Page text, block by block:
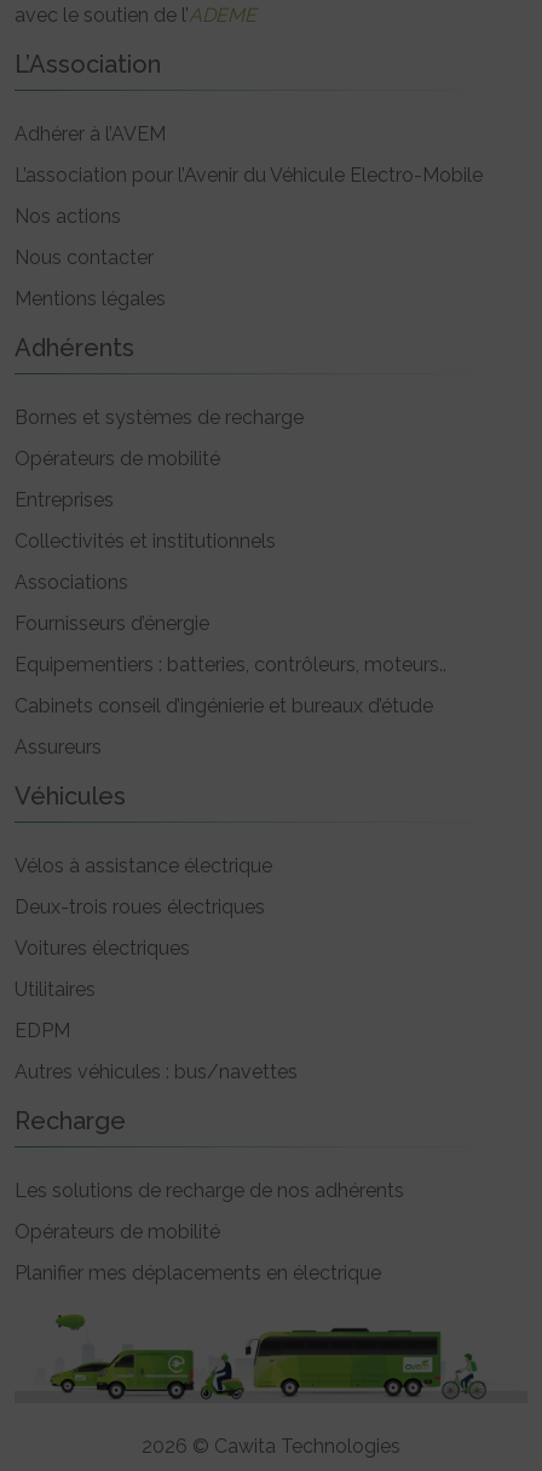
avec le soutien de l’ADEME
L’Association
Adhérer à l’AVEM
L’association pour l’Avenir du Véhicule Electro-Mobile
Nos actions
Nous contacter
Mentions légales
Adhérents
Bornes et systèmes de recharge
Opérateurs de mobilité
Entreprises
Collectivités et institutionnels
Associations
Fournisseurs d’énergie
Equipementiers : batteries, contrôleurs, moteurs..
Cabinets conseil d’ingénierie et bureaux d’étude
Assureurs
Véhicules
Vélos à assistance électrique
Deux-trois roues électriques
Voitures électriques
Utilitaires
EDPM
Autres véhicules : bus/navettes
Recharge
Les solutions de recharge de nos adhérents
Opérateurs de mobilité
Planifier mes déplacements en électrique
2026 © Cawita Technologies